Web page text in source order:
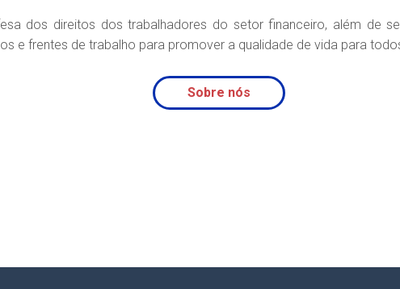
dos direitos dos trabalhadores do setor financeiro, além de
e frentes de trabalho para promover a qualidade de vida para
Sobre nós